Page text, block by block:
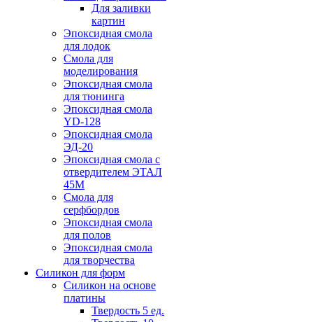
Для заливки
картин
Эпоксидная смола
для лодок
Смола для
моделирования
Эпоксидная смола
для тюнинга
Эпоксидная смола
YD-128
Эпоксидная смола
ЭД-20
Эпоксидная смола с
отвердителем ЭТАЛ
45М
Смола для
серфбордов
Эпоксидная смола
для полов
Эпоксидная смола
для творчества
Силикон для форм
Силикон на основе
платины
Твердость 5 ед.